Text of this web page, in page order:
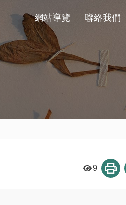
網站導覽 聯絡我們
9